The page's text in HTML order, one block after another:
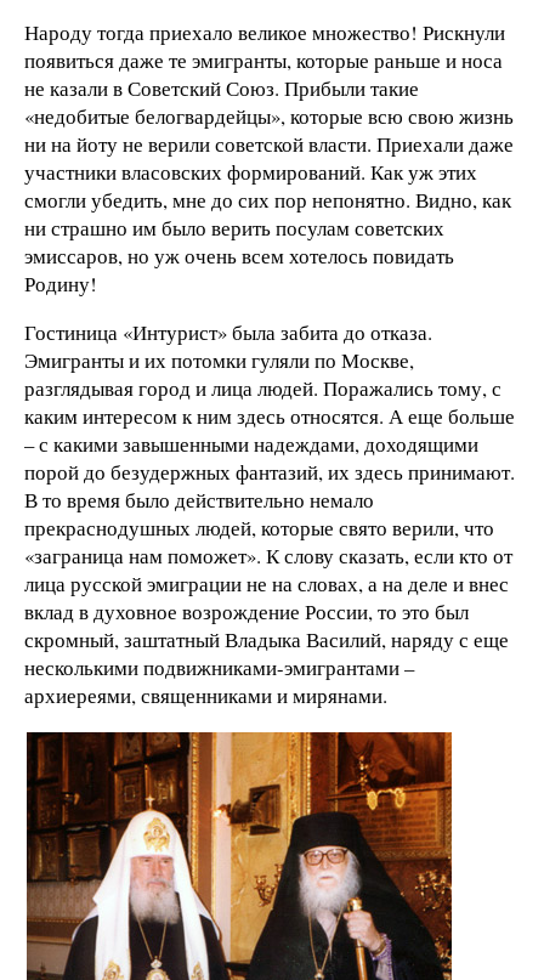
Народу тогда приехало великое множество! Рискнули
появиться даже те эмигранты, которые раньше и носа
не казали в Советский Союз. Прибыли такие
«недобитые белогвардейцы», которые всю свою жизнь
ни на йоту не верили советской власти. Приехали даже
участники власовских формирований. Как уж этих
смогли убедить, мне до сих пор непонятно. Видно, как
ни страшно им было верить посулам советских
эмиссаров, но уж очень всем хотелось повидать
Родину!
Гостиница «Интурист» была забита до отказа.
Эмигранты и их потомки гуляли по Москве,
разглядывая город и лица людей. Поражались тому, с
каким интересом к ним здесь относятся. А еще больше
– с какими завышенными надеждами, доходящими
порой до безудержных фантазий, их здесь принимают.
В то время было действительно немало
прекраснодушных людей, которые свято верили, что
«заграница нам поможет». К слову сказать, если кто от
лица русской эмиграции не на словах, а на деле и внес
вклад в духовное возрождение России, то это был
скромный, заштатный Владыка Василий, наряду с еще
несколькими подвижниками-эмигрантами –
архиереями, священниками и мирянами.